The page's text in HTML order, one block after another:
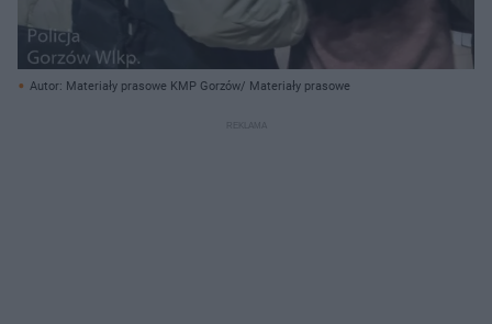
Autor: Materiały prasowe KMP Gorzów/ Materiały prasowe